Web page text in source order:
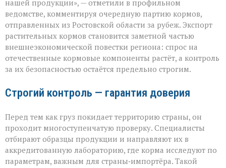
международный
уровень»
нашей продукции», — отметили в профильном
ведомстве, комментируя очередную партию кормов,
отправленных из Ростовской области за рубеж. Экспорт
растительных кормов становится заметной частью
внешнеэкономической повестки региона: спрос на
отечественные кормовые компоненты растёт, а контроль
за их безопасностью остаётся предельно строгим.
Строгий контроль — гарантия доверия
Перед тем как груз покидает территорию страны, он
проходит многоступенчатую проверку. Специалисты
отбирают образцы продукции и направляют их в
аккредитованную лабораторию, где корма исследуют по
параметрам, важным для страны‑импортёра. Такой